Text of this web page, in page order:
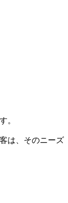
。
は、そのニーズ